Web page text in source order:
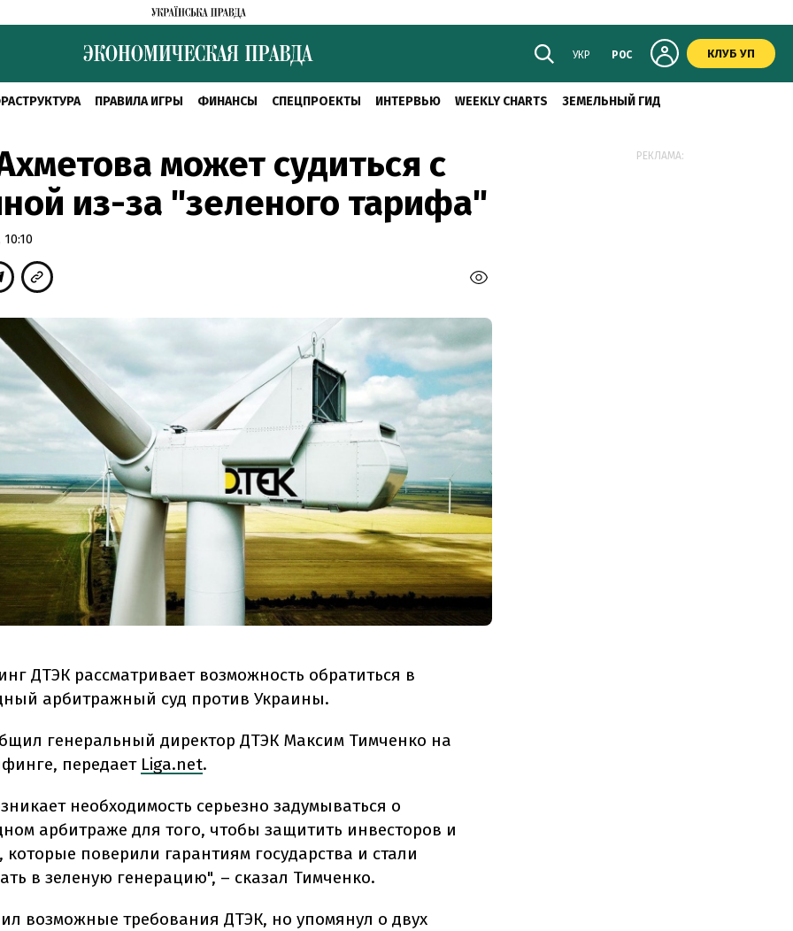
УКР РОС КЛУБ УП
ПРАВИЛА ИГРЫ ФИНАНСЫ СПЕЦПРОЕКТЫ ИНТЕРВЬЮ WEEKLY CHARTS ЗЕМЕЛЬНЫЙ ГИД
может судиться с
из-за "зеленого тарифа"
ДТЭК рассматривает возможность обратиться в
арбитражный суд против Украины.
генеральный директор ДТЭК Максим Тимченко на
передает Liga.net.
необходимость серьезно задумываться о
арбитраже для того, чтобы защитить инвесторов и
которые поверили гарантиям государства и стали
в зеленую генерацию", – сказал Тимченко.
возможные требования ДТЭК, но упомянул о двух
РЕКЛАМА: